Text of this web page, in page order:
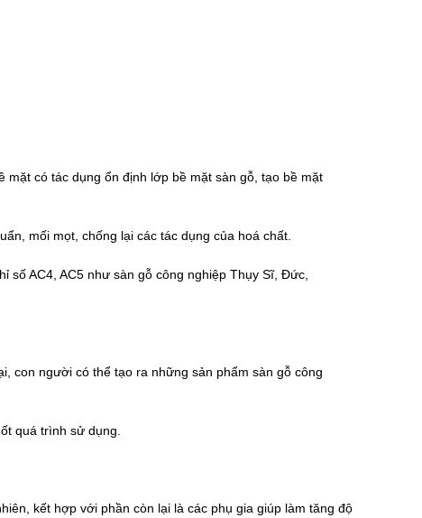
có tác dụng ổn định lớp bề mặt sàn gỗ, tạo bề mặt
mối mọt, chống lại các tác dụng của hoá chất.
số AC4, AC5 như sàn gỗ công nghiệp Thụy Sĩ, Đức,
con người có thể tạo ra những sản phẩm sàn gỗ công
quá trình sử dụng.
kết hợp với phần còn lại là các phụ gia giúp làm tăng độ